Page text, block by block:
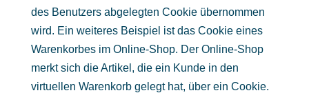
des Benutzers abgelegten Cookie übernommen
wird. Ein weiteres Beispiel ist das Cookie eines
Warenkorbes im Online-Shop. Der Online-Shop
merkt sich die Artikel, die ein Kunde in den
virtuellen Warenkorb gelegt hat, über ein Cookie.